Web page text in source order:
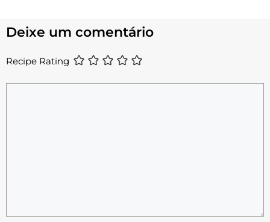
Deixe um comentário
Recipe Rating